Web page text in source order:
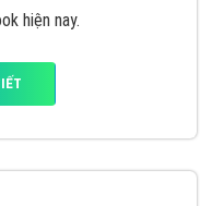
hiện nay.